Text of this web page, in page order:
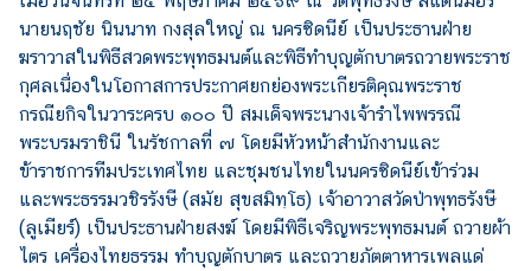
น
ก
ง
สุ
ล
ใ
ห
ญ่
ฯ
นายนฤชัย นินนาท กงสุลใหญ่ ณ นครซิดนีย์ เป็นประธานฝ่าย
ฆราวาสในพิธีสวดพระพุทธมนต์และพิธีทำบุญตักบาตรถวายพระราช
กุศลเนื่องในโอกาสการประกาศยกย่องพระเกียรติคุณพระราช
กรณียกิจในวาระครบ ๑๐๐ ปี สมเด็จพระนางเจ้ารำไพพรรณี
พระบรมราชินี ในรัชกาลที่ ๗ โดยมีหัวหน้าสำนักงานและ
ข้าราชการทีมประเทศไทย และชุมชนไทยในนครซิดนีย์เข้าร่วม
และพระธรรมวชิรรังษี (สมัย สุขสมิทฺโธ) เจ้าอาวาสวัดป่าพุทธรังษี
(ลูเมียร์) เป็นประธานฝ่ายสงฆ์ โดยมีพิธีเจริญพระพุทธมนต์ ถวายผ้า
ไตร เครื่องไทยธรรม ทำบุญตักบาตร และถวายภัตตาหารเพลแด่